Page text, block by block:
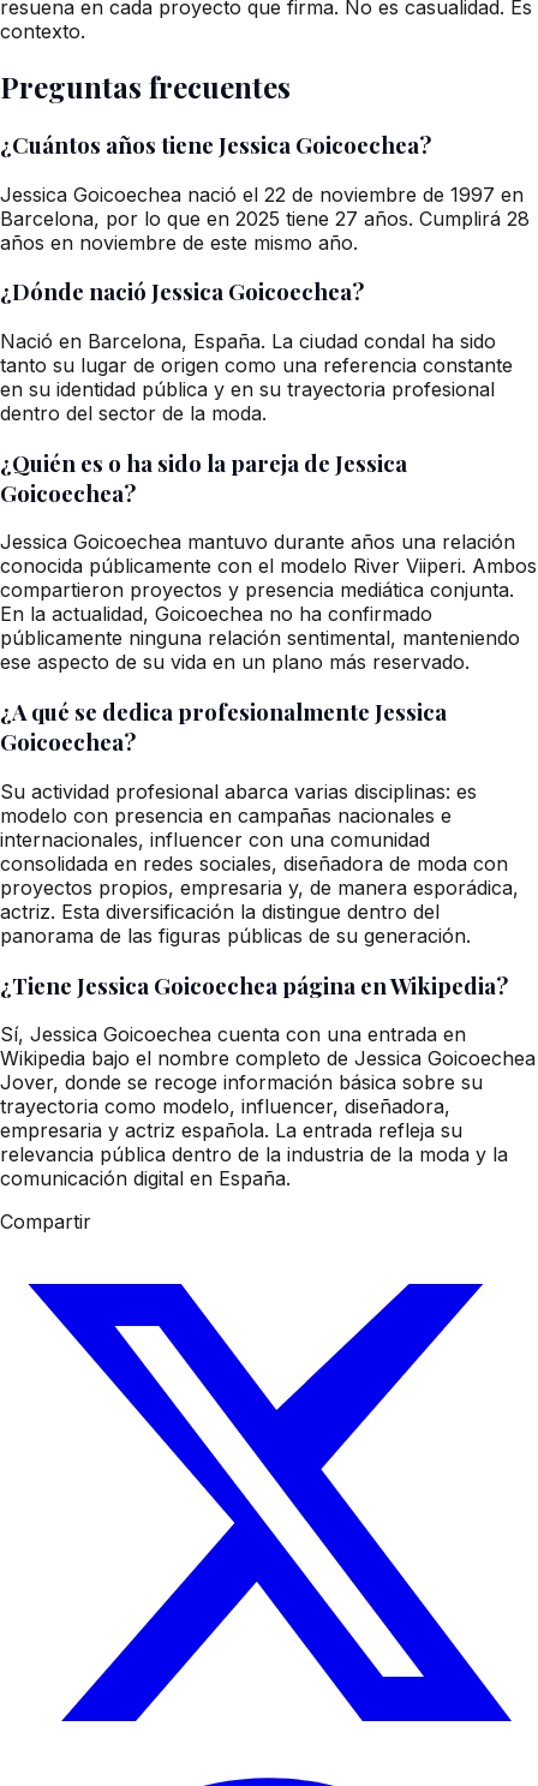
resuena en cada proyecto que firma. No es casualidad. Es
contexto.
Preguntas frecuentes
¿Cuántos años tiene Jessica Goicoechea?
Jessica Goicoechea nació el 22 de noviembre de 1997 en
Barcelona, por lo que en 2025 tiene 27 años. Cumplirá 28
años en noviembre de este mismo año.
¿Dónde nació Jessica Goicoechea?
Nació en Barcelona, España. La ciudad condal ha sido
tanto su lugar de origen como una referencia constante
en su identidad pública y en su trayectoria profesional
dentro del sector de la moda.
¿Quién es o ha sido la pareja de Jessica
Goicoechea?
Jessica Goicoechea mantuvo durante años una relación
conocida públicamente con el modelo River Viiperi. Ambos
compartieron proyectos y presencia mediática conjunta.
En la actualidad, Goicoechea no ha confirmado
públicamente ninguna relación sentimental, manteniendo
ese aspecto de su vida en un plano más reservado.
¿A qué se dedica profesionalmente Jessica
Goicoechea?
Su actividad profesional abarca varias disciplinas: es
modelo con presencia en campañas nacionales e
internacionales, influencer con una comunidad
consolidada en redes sociales, diseñadora de moda con
proyectos propios, empresaria y, de manera esporádica,
actriz. Esta diversificación la distingue dentro del
panorama de las figuras públicas de su generación.
¿Tiene Jessica Goicoechea página en Wikipedia?
Sí, Jessica Goicoechea cuenta con una entrada en
Wikipedia bajo el nombre completo de Jessica Goicoechea
Jover, donde se recoge información básica sobre su
trayectoria como modelo, influencer, diseñadora,
empresaria y actriz española. La entrada refleja su
relevancia pública dentro de la industria de la moda y la
comunicación digital en España.
Compartir